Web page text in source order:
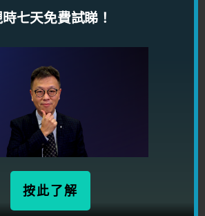
法則相反，每次剛開始交往
做著錯的事情，卻不停的問對
遠愛自己。
妨留意身邊的失敗女人看看，
：既要做錯，又要擔保。）
跟內在外表方面，我持續努力
七天免費試睇！
按此了解